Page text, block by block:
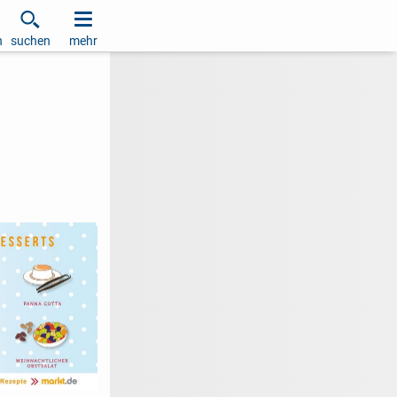
suchen mehr